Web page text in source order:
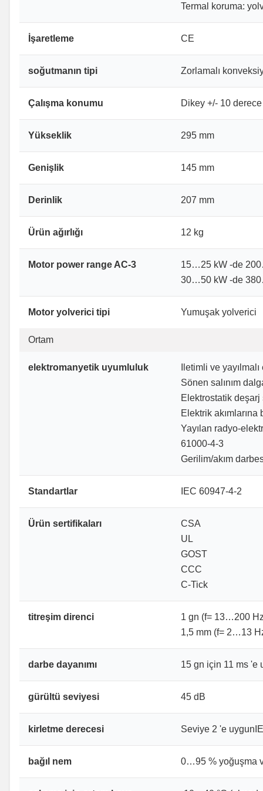
Termal koruma:
İşaretleme CE
soğutmanın tipi Zorlamalı
Çalışma konumu Dikey +/- 10 derece
Yükseklik 295 mm
Genişlik 145 mm
Derinlik 207 mm
Ürün ağırlığı 12 kg
Motor power range AC-3
15…25 kW -de
30…50 kW -de
Motor yolverici tipi Yumuşak yolverici
Ortam
elektromanyetik uyumluluk
Iletimli ve
Sönen salınım
Elektrostatik
Elektrik
Yayılan radyo-
61000-4-3
Gerilim/akım
Standartlar IEC 60947-4-2
Ürün sertifikaları
CSA
UL
GOST
CCC
C-Tick
titreşim direnci
1 gn (f= 13…200
1,5 mm (f= 2…13
darbe dayanımı 15 gn için 11 ms 'e
gürültü seviyesi 45 dB
kirletme derecesi Seviye 2 'e
bağıl nem 0…95 % yoğuşma